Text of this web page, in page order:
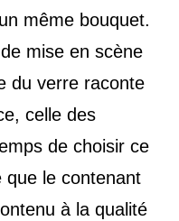
même bouquet.
mise en scène
du verre raconte
celle des
de choisir ce
que le contenant
à la qualité